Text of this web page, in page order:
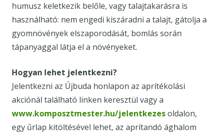
humusz keletkezik belőle, vagy talajtakarásra is
használható: nem engedi kiszáradni a talajt, gátolja a
gyomnövények elszaporodását, bomlás során
tápanyaggal látja el a növényeket.
Hogyan lehet jelentkezni?
Jelentkezni az Újbuda honlapon az aprítékolási
akciónál található linken keresztül vagy a
www.komposztmester.hu/jelentkezesoldalon,
egy űrlap kitöltésével lehet, az aprítandó ághalom